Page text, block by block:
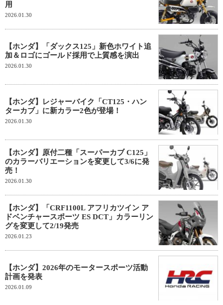
用
2026.01.30
【ホンダ】「ダックス125」新色ホワイト追
加＆ロゴにゴールド採用で上質感を演出
2026.01.30
【ホンダ】レジャーバイク「CT125・ハン
ターカブ」に新カラー2色が登場！
2026.01.30
【ホンダ】原付二種「スーパーカブ C125」
のカラーバリエーションを変更して3/6に発
売！
2026.01.30
【ホンダ】「CRF1100L アフリカツイン ア
ドベンチャースポーツ ES DCT」カラーリン
グを変更して2/19発売
2026.01.23
【ホンダ】2026年のモータースポーツ活動
計画を発表
2026.01.09